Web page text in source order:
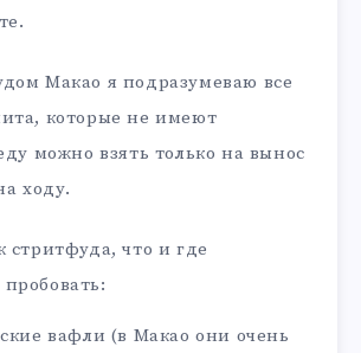
Макао я подразумеваю все
которые не имеют
можно взять только на вынос
ходу.
стритфуда, что и где
вафли (в Макао они очень